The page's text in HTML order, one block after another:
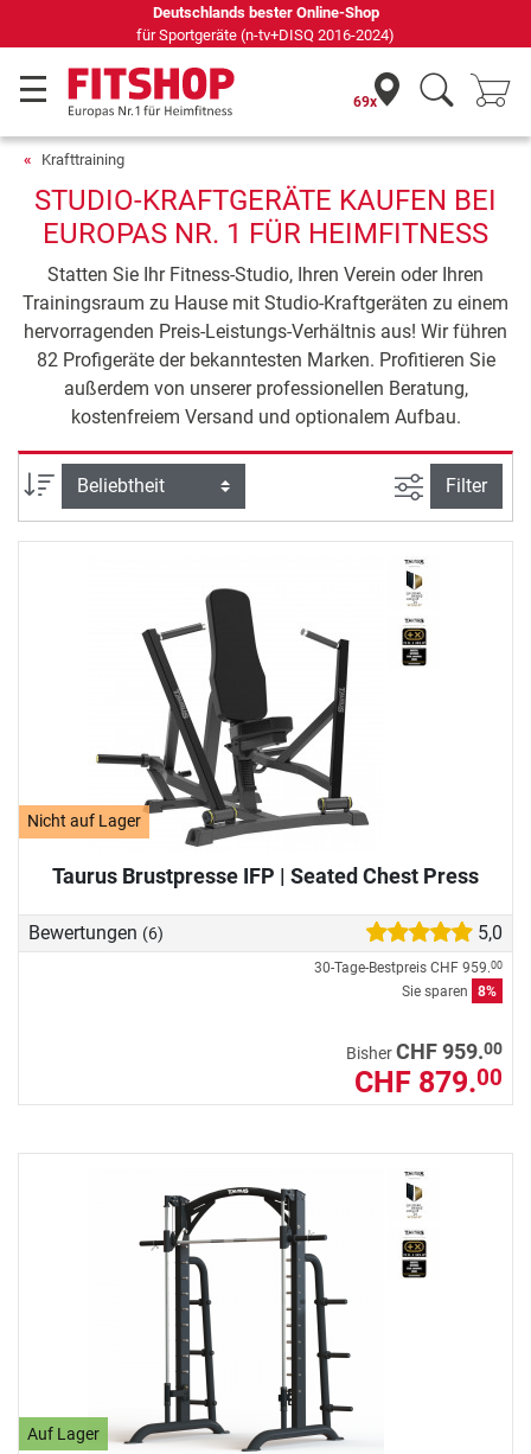
Seit 42 Jahren Ihr Experte für Heimfitness
69x
Krafttraining
STUDIO-KRAFTGERÄTE KAUFEN BEI
EUROPAS NR. 1 FÜR HEIMFITNESS
Statten Sie Ihr Fitness-Studio, Ihren Verein oder Ihren
Trainingsraum zu Hause mit Studio-Kraftgeräten zu einem
hervorragenden Preis-Leistungs-Verhältnis aus! Wir führen
82 Profigeräte der bekanntesten Marken. Profitieren Sie
außerdem von unserer professionellen Beratung,
kostenfreiem Versand und optionalem Aufbau.
Sortierung Ansicht
Filter
Nicht auf Lager
Taurus Brustpresse IFP | Seated Chest Press
Bewertungen (6) 5,0
30-Tage-Bestpreis CHF 959.00
Sie sparen 8%
BisherCHF 959.00
CHF 879.00
Auf Lager